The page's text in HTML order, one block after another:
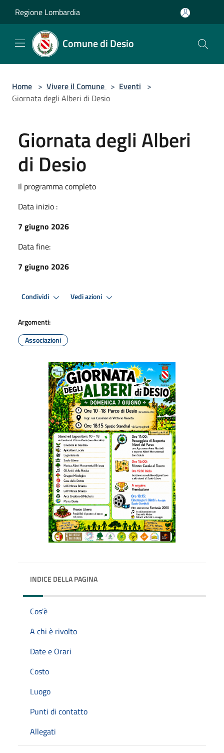
Regione Lombardia
Comune di Desio
Home > Vivere il Comune > Eventi >
Giornata degli Alberi di Desio
Giornata degli Alberi
di Desio
Il programma completo
Data inizio :
7 giugno 2026
Data fine:
7 giugno 2026
Condividi Vedi azioni
Argomenti:
Associazioni
INDICE DELLA PAGINA
Cos'è
A chi è rivolto
Date e Orari
Costo
Luogo
Punti di contatto
Allegati